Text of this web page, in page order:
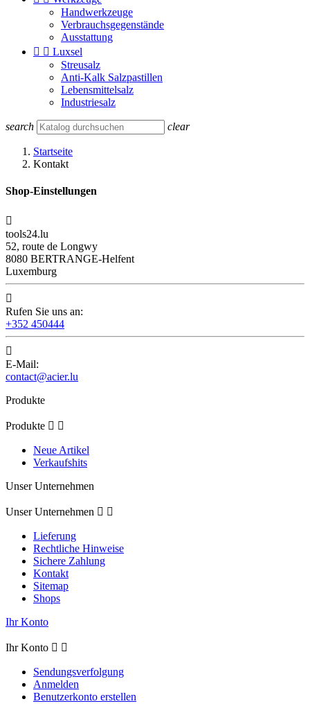
Handwerkzeuge
Verbrauchsgegenstände
Ausstattung
  Luxsel
Streusalz
Anti-Kalk Salzpastillen
Lebensmittelsalz
Industriesalz
search clear
Startseite
Kontakt
Shop-Einstellungen

tools24.lu
52, route de Longwy
8080 BERTRANGE-Helfent
Luxemburg

Rufen Sie uns an:
+352 450444

E-Mail:
contact@acier.lu
Produkte
Produkte  
Neue Artikel
Verkaufshits
Unser Unternehmen
Unser Unternehmen  
Lieferung
Rechtliche Hinweise
Sichere Zahlung
Kontakt
Sitemap
Shops
Ihr Konto
Ihr Konto  
Sendungsverfolgung
Anmelden
Benutzerkonto erstellen